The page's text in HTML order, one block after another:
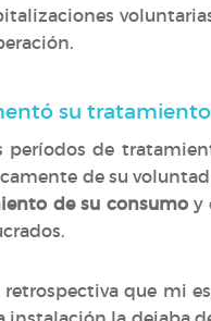
su
períodos de
de su
de su consumoy
retrospectiva que mi